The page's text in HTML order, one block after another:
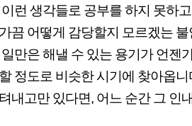
런 생각들로 공부를 하지 못하
끔 어떻게 감당할지 모르겠는
만은 해낼 수 있는 용기가 언젠
정도로 비슷한 시기에 찾아옵
내고만 있다면, 어느 순간 그 인